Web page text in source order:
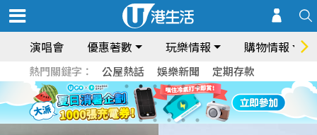
演唱會 優惠著數 玩樂情報 購物情報
熱門關鍵字： 公屋熱話 娛樂新聞 定期存款